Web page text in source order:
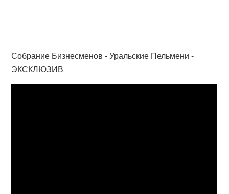
Собрание Бизнесменов - Уральские Пельмени -
ЭКСКЛЮЗИВ